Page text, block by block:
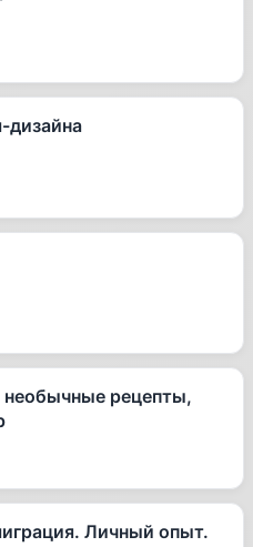
дизайна
рецепты,
Личный опыт.